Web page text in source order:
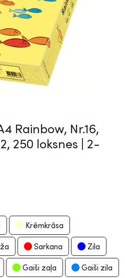
Rainbow, Nr.16,
250 loksnes | 2-
Krēmkrāsa
Sarkana Zila
Gaiši zaļa Gaiši zila